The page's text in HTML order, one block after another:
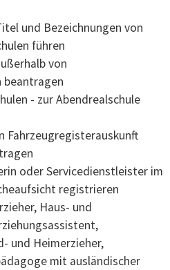
und Bezeichnungen von
führen
von
beantragen
- zur Abendrealschule
Fahrzeugregisterauskunft
oder Servicedienstleister im
registrieren
Haus- und
und Heimerzieher,
mit ausländischer